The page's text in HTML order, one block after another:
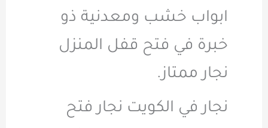
ابواب خشب ومعدنية ذو
خبرة في فتح قفل المنزل
نجار ممتاز.
نجار في الكويت نجار فتح